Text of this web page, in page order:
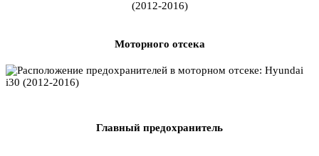
Моторного отсека
Главный предохранитель